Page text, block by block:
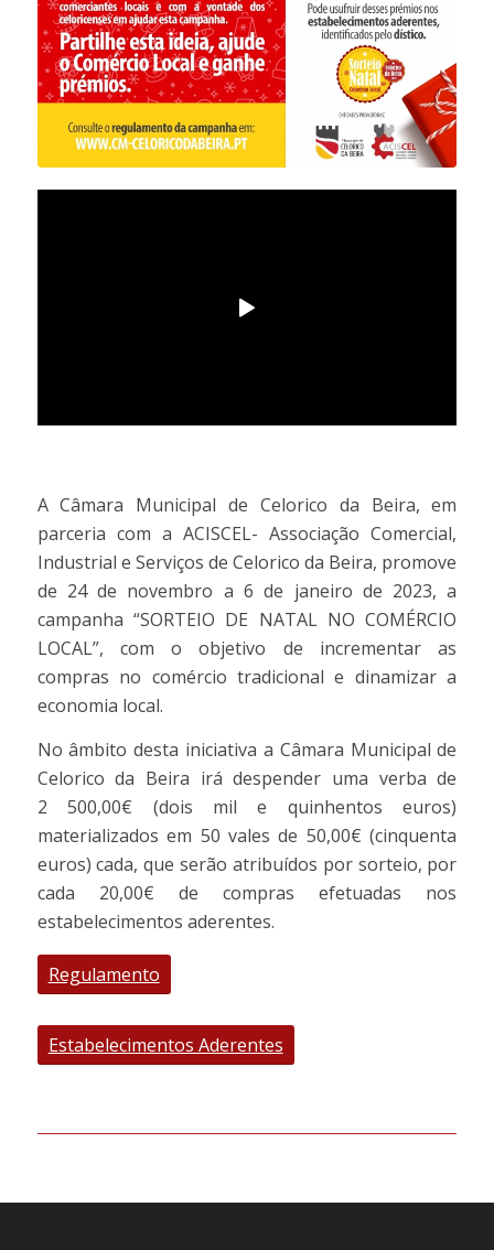
A Câmara Municipal de Celorico da Beira, em
parceria com a ACISCEL- Associação Comercial,
Industrial e Serviços de Celorico da Beira, promove
de 24 de novembro a 6 de janeiro de 2023, a
campanha “SORTEIO DE NATAL NO COMÉRCIO
LOCAL”, com o objetivo de incrementar as
compras no comércio tradicional e dinamizar a
economia local.
No âmbito desta iniciativa a Câmara Municipal de
Celorico da Beira irá despender uma verba de
2 500,00€ (dois mil e quinhentos euros)
materializados em 50 vales de 50,00€ (cinquenta
euros) cada, que serão atribuídos por sorteio, por
cada 20,00€ de compras efetuadas nos
estabelecimentos aderentes.
Regulamento
Estabelecimentos Aderentes